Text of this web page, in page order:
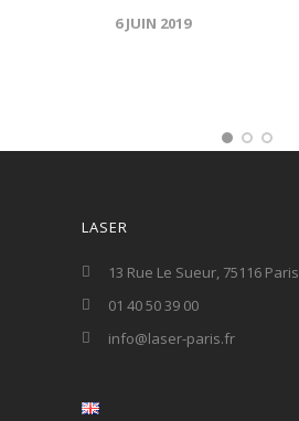
6 JUIN 2019
LASER
13 Rue Le Sueur, 75116 Paris
01 40 50 39 00
info@laser-paris.fr